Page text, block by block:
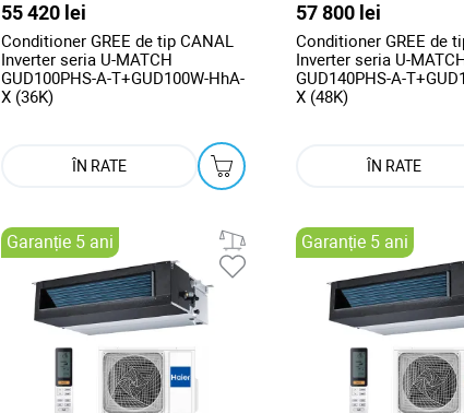
55 420 lei
Conditioner GREE de tip CANAL
Inverter seria U-MATCH
GUD100PHS-A-T+GUD100W-HhA-
X (36K)
ÎN RATE
57 800 lei
Conditioner GREE de
Inverter seria U-MATCH
GUD140PHS-A-
X (48K)
ÎN RATE
Garanție 5 ani Garanție 5 ani